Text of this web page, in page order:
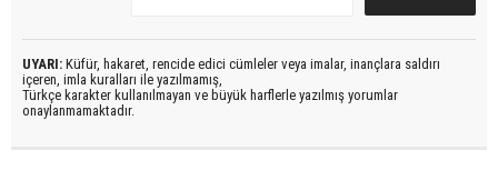
UYARI: Küfür, hakaret, rencide edici cümleler veya imalar, inançlara saldırı
içeren, imla kuralları ile yazılmamış,
Türkçe karakter kullanılmayan ve büyük harflerle yazılmış yorumlar
onaylanmamaktadır.